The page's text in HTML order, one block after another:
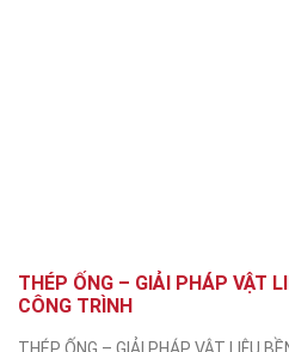
THÉP ỐNG – GIẢI PHÁP VẬT
CÔNG TRÌNH